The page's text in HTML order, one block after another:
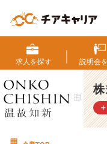
式
会
社
温
故
知
求人を探す 説明会を